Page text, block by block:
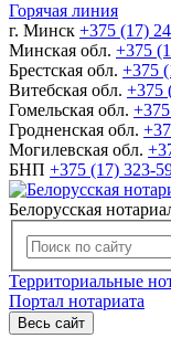
Горячая линия
г. Минск +375 (17)
Минская обл. +375
Брестская обл. +375
Витебская обл. +375
Гомельская обл.
Гродненская обл.
Могилевская обл.
БНП +375 (17) 323-
Белорусская
Территориальные
Портал нотариата
Весь сайт